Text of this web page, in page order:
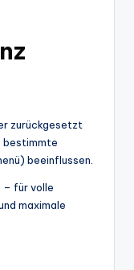
zurückgesetzt
bestimmte
beeinflussen.
– für volle
maximale